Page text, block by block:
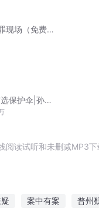
现场（免费
保护伞|孙浩
读试听和未删减MP3下
案中有案 普州